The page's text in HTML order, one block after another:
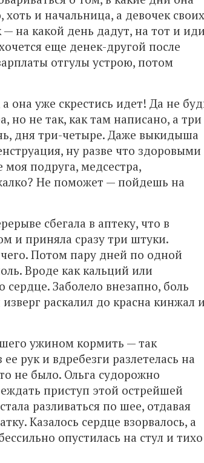
и начальница, а девочек своих
на какой день дадут, на тот и
еще денек-другой после
отгулы устрою, потом
она уже скрестись идет! Да не
но не так, как там написано, а три
дня три-четыре. Даже выкидыша
ну разве что здоровыми
моя подруга, медсестра,
Не поможет — пойдешь на
сбегала в аптеку, что в
и приняла сразу три штуки.
Потом пару дней по одной
Вроде как кальций или
Заболело внезапно, боль
раскалил до красна кинжал
ужином кормить — так
рук и вдребезги разлетелась на
не было. Ольга судорожно
приступ этой острейшей
разливаться по шее, отдавая
Казалось сердце взорвалось, а
опустилась на стул и тихо